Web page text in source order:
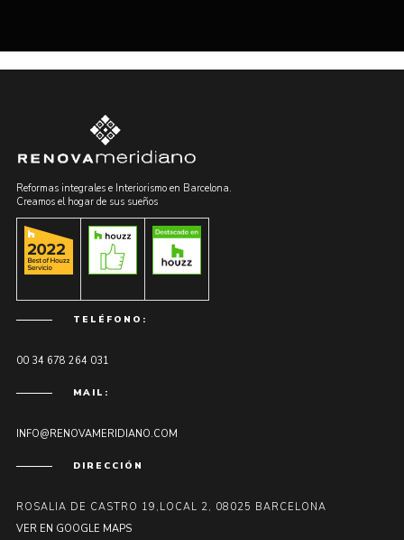
Reformas integrales e Interiorismo en Barcelona.
Creamos el hogar de sus sueños
TELÉFONO:
00 34 678 264 031
MAIL:
INFO@RENOVAMERIDIANO.COM
DIRECCIÓN
ROSALIA DE CASTRO 19,LOCAL 2, 08025 BARCELONA
VER EN GOOGLE MAPS